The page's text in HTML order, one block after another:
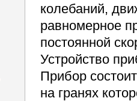
колебаний,
равномерное
постоянной
Устройство
Прибор
на гранях